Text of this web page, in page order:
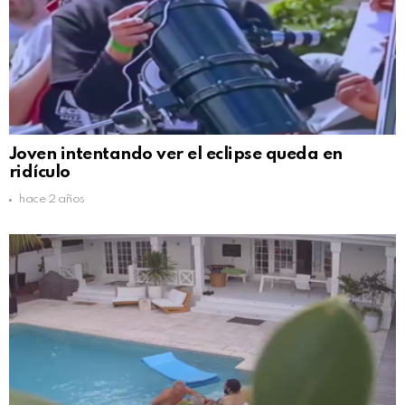
Joven intentando ver el eclipse queda en
ridículo
hace 2 años